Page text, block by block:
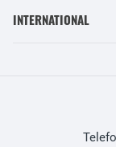
INTERNATIONAL